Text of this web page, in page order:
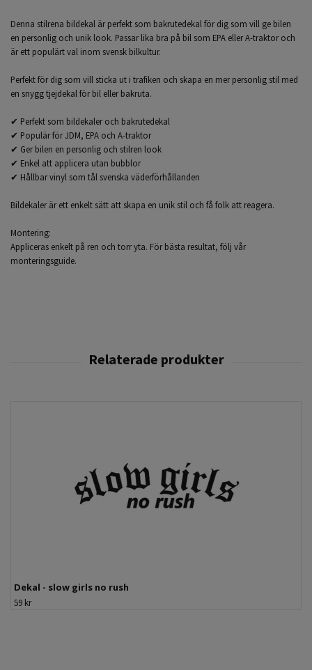
Denna stilrena bildekal är perfekt som bakrutedekal för dig som vill ge bilen
en personlig och unik look. Passar lika bra på bil som EPA eller A-traktor och
är ett populärt val inom svensk bilkultur.
Perfekt för dig som vill sticka ut i trafiken och skapa en mer personlig stil med
en snygg tjejdekal för bil eller bakruta.
✔ Perfekt som bildekaler och bakrutedekal
✔ Populär för JDM, EPA och A-traktor
✔ Ger bilen en personlig och stilren look
✔ Enkel att applicera utan bubblor
✔ Hållbar vinyl som tål svenska väderförhållanden
Bildekaler är ett enkelt sätt att skapa en unik stil och få folk att reagera.
Montering:
Appliceras enkelt på ren och torr yta. För bästa resultat, följ vår
monteringsguide.
Dekal - slow girls no rush
59 kr